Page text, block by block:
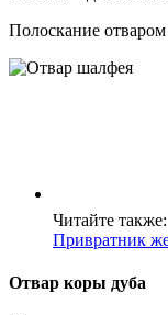
Полоскание
Читайте также:
Привратник
Отвар коры дуба